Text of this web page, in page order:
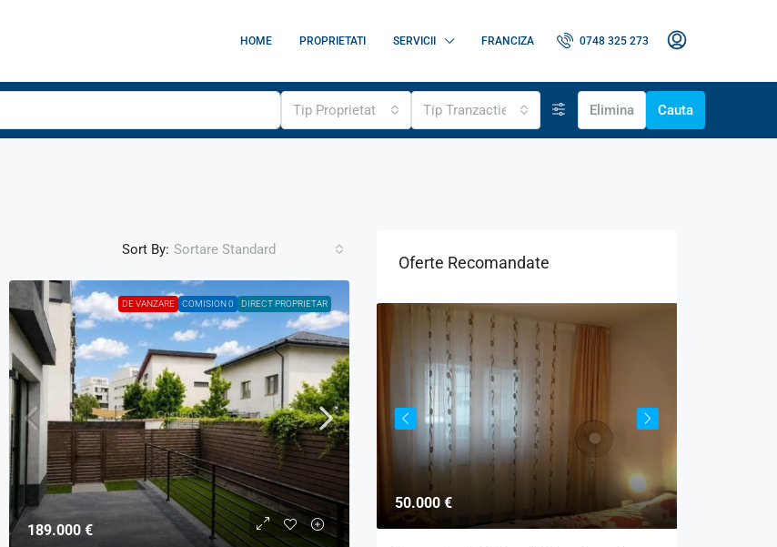
HOME PROPRIETATI SERVICII FRANCIZA 0748 325 273
Tip Proprietate Tip Tranzactie Elimina Cauta
Sort By: Sortare Standard
DE VANZARE COMISION 0 DIRECT PROPRIETAR
189.000 €
Oferte Recomandate
349.000 € 50.000 €